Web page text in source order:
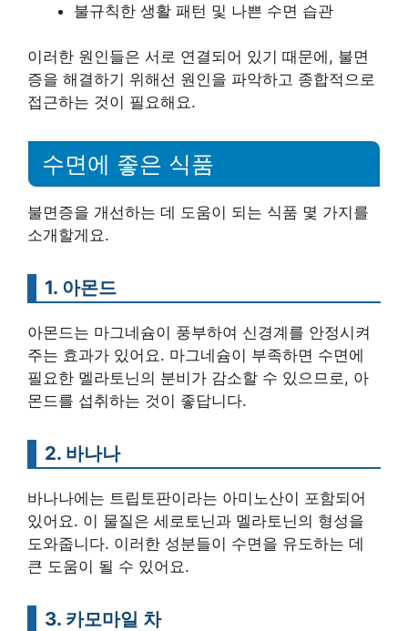
불규칙한 생활 패턴 및 나쁜 수면 습관
이러한 원인들은 서로 연결되어 있기 때문에, 불면
증을 해결하기 위해선 원인을 파악하고 종합적으로
접근하는 것이 필요해요.
수면에 좋은 식품
불면증을 개선하는 데 도움이 되는 식품 몇 가지를
소개할게요.
1. 아몬드
아몬드는 마그네슘이 풍부하여 신경계를 안정시켜
주는 효과가 있어요. 마그네슘이 부족하면 수면에
필요한 멜라토닌의 분비가 감소할 수 있으므로, 아
몬드를 섭취하는 것이 좋답니다.
2. 바나나
바나나에는 트립토판이라는 아미노산이 포함되어
있어요. 이 물질은 세로토닌과 멜라토닌의 형성을
도와줍니다. 이러한 성분들이 수면을 유도하는 데
큰 도움이 될 수 있어요.
3. 카모마일 차